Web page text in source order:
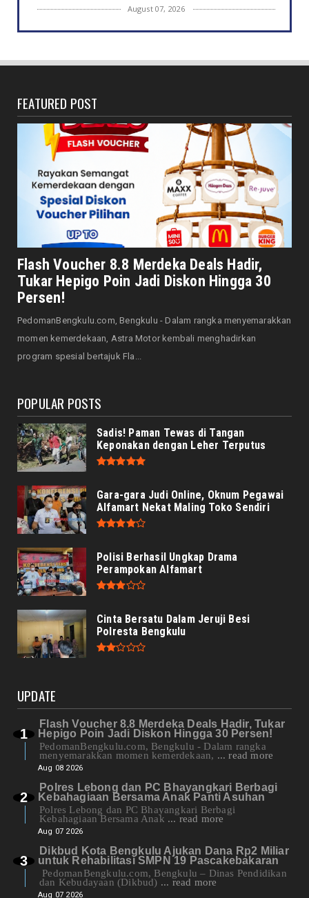
August 07, 2026
DAERAH
Jangan Pasang Bende...
Bersama Forkopimda, Walikota – Wawali
Bagikan 5.000 Bendera ...
August 07, 2026
JELAJAH
Saat Amal Masjid Keliru, Nasib Negeri
Mengharu-biru
August 07, 2026
HONDA
Honda CUV e: Motor Listrik Canggih, Penuh
Keunggulan dan Sia...
Servis Bukan Saat Rusak: Astra Motor
Bengkulu Ingatkan Penti...
August 07, 2026
FEATURED POST
Flash Voucher 8.8 Merdeka Deals Hadir,
Tukar Hepigo Poin Jadi Diskon Hingga 30
Persen!
PedomanBengkulu.com, Bengkulu - Dalam rangka menyemarakkan
momen kemerdekaan, Astra Motor kembali menghadirkan
program spesial bertajuk Fla...
POPULAR POSTS
Sadis! Paman Tewas di Tangan
Keponakan dengan Leher Terputus
Gara-gara Judi Online, Oknum Pegawai
Alfamart Nekat Maling Toko Sendiri
Polisi Berhasil Ungkap Drama
Perampokan Alfamart
Cinta Bersatu Dalam Jeruji Besi
Polresta Bengkulu
UPDATE
Flash Voucher 8.8 Merdeka Deals Hadir, Tukar
Hepigo Poin Jadi Diskon Hingga 30 Persen!
PedomanBengkulu.com, Bengkulu - Dalam rangka
menyemarakkan momen kemerdekaan, ... read more
Aug 08 2026
Polres Lebong dan PC Bhayangkari Berbagi
Kebahagiaan Bersama Anak Panti Asuhan
Polres Lebong dan PC Bhayangkari Berbagi
Kebahagiaan Bersama Anak ... read more
Aug 07 2026
Dikbud Kota Bengkulu Ajukan Dana Rp2 Miliar
untuk Rehabilitasi SMPN 19 Pascakebakaran
PedomanBengkulu.com, Bengkulu – Dinas Pendidikan
dan Kebudayaan (Dikbud) ... read more
Aug 07 2026